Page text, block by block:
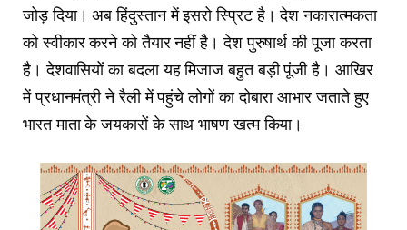
जोड़ दिया। अब हिंदुस्तान में इसरो स्प्रिट है। देश नकारात्मकता
को स्वीकार करने को तैयार नहीं है। देश पुरुषार्थ की पूजा करता
है। देशवासियों का बदला यह मिजाज बहुत बड़ी पूंजी है। आखिर
में प्रधानमंत्री ने रैली में पहुंचे लोगों का दोबारा आभार जताते हुए
भारत माता के जयकारों के साथ भाषण खत्म किया।